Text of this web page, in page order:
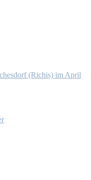
(Ri­chiș) im April